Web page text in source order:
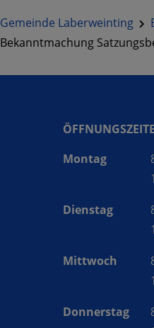
Gemeinde Laberweinting
Bekanntmachung
Montag
Dienstag
Mittwoch
Donnerstag